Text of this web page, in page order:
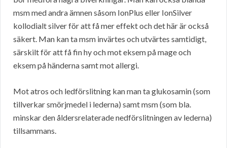
msm med andra ämnen såsom IonPlus eller IonSilver
kollodialt silver för att få mer effekt och det här är också
säkert. Man kan ta msm invärtes och utvärtes samtidigt,
särskilt för att få fin hy och mot eksem på mage och
eksem på händerna samt mot allergi.
Mot atros och ledförslitning kan man ta glukosamin (som
tillverkar smörjmedel i lederna) samt msm (som bla.
minskar den åldersrelaterade nedförslitningen av lederna)
tillsammans.